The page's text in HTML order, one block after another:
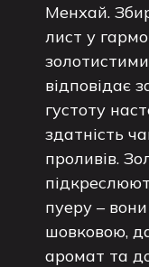
Менхай.
лист у
відповідає
густоту
здатність
проливів.
пуеру –
шовковою,
аромат та